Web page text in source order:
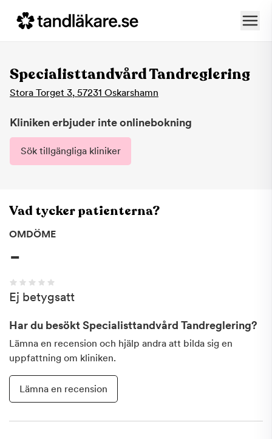
Specialisttandvård Tandreglering
Stora Torget 3, 57231 Oskarshamn
Kliniken erbjuder inte onlinebokning
Sök tillgängliga kliniker
Vad tycker patienterna?
OMDÖME
-
Ej betygsatt
Har du besöktSpecialisttandvård Tandreglering?
Lämna en recension och hjälp andra att bilda sig en
uppfattning om kliniken.
Lämna en recension